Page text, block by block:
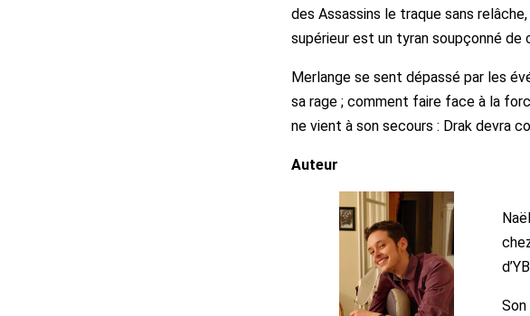
des Assassins le traque sans
supérieur est un tyran soupçonné de
Merlange se sent dépassé par les
sa rage ; comment faire face à la
ne vient à son secours : Drak devra
Auteur